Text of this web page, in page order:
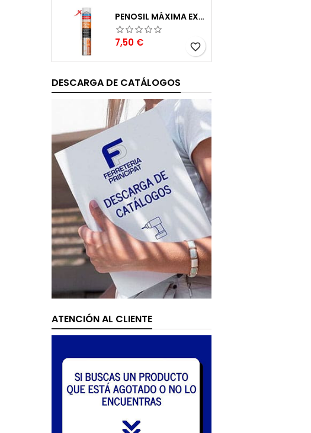
PENOSIL MÁXIMA EXPANSIÓN ESPUMA DE POLIURETANO 750ML
Precio
7,50 € favorite_border
DESCARGA DE CATÁLOGOS
ATENCIÓN AL CLIENTE